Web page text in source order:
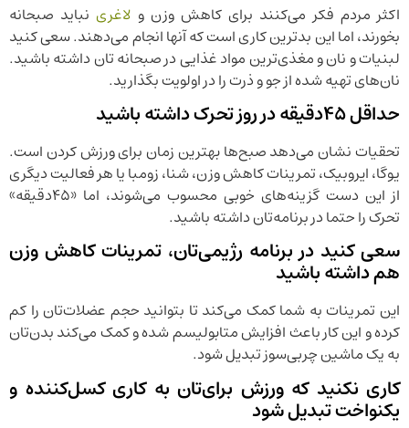
اکثر مردم فکر می‌کنند برای کاهش وزن و لاغرینباید صبحانه
بخورند، اما این بدترین کاری است که آنها انجام می‌دهند. سعی کنید
لبنیات و نان و مغذی‌ترین مواد غذایی در صبحانه تان داشته باشید.
نان‌های تهیه شده از جو و ذرت را در اولویت بگذارید.
حداقل ۴۵‌دقیقه در روز تحرک داشته باشید
تحقیات نشان می‌دهد صبح‌ها بهترین زمان برای ورزش کردن است.
یوگا، ایروبیک، تمرینات کاهش وزن، شنا، زومبا یا هر فعالیت دیگری
از این دست گزینه‌های خوبی محسوب می‌شوند، اما «۴۵‌دقیقه»
تحرک را حتما در برنامه‌تان داشته باشید.
سعی کنید در برنامه رژیمی‌تان، تمرینات کاهش وزن
هم داشته باشید
این تمرینات به شما کمک می‌کند تا بتوانید حجم عضلات‌تان را کم
کرده و این کار باعث افزایش متابولیسم شده و کمک می‌کند بدن‌تان
به یک ماشین چربی‌سوز تبدیل شود.
کاری نکنید که ورزش برای‌تان به کاری کسل‌کننده و
یکنواخت تبدیل شود